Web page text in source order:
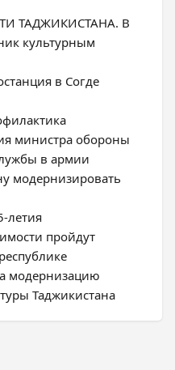
ТАДЖИКИСТАНА. В
культурным
в Согде
министра обороны
в армии
модернизировать
летия
пройдут
модернизацию
Таджикистана